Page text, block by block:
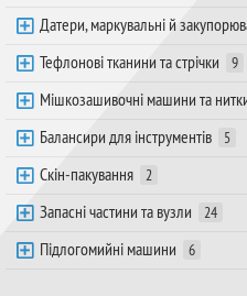
Датери, маркувальні й
Тефлонові тканини та стрічки 9
Мішкозашивочні машини та
Балансири для інструментів 5
Скін-пакування 2
Запасні частини та вузли 24
Підлогомийні машини 6